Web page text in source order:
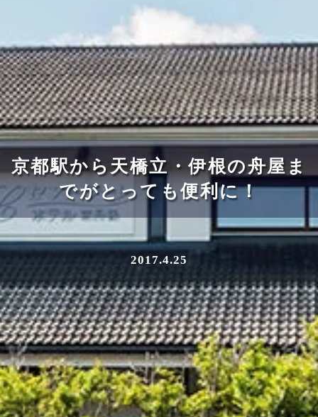
京都駅から天橋立・伊根の舟屋ま
でがとっても便利に！
2017.4.25